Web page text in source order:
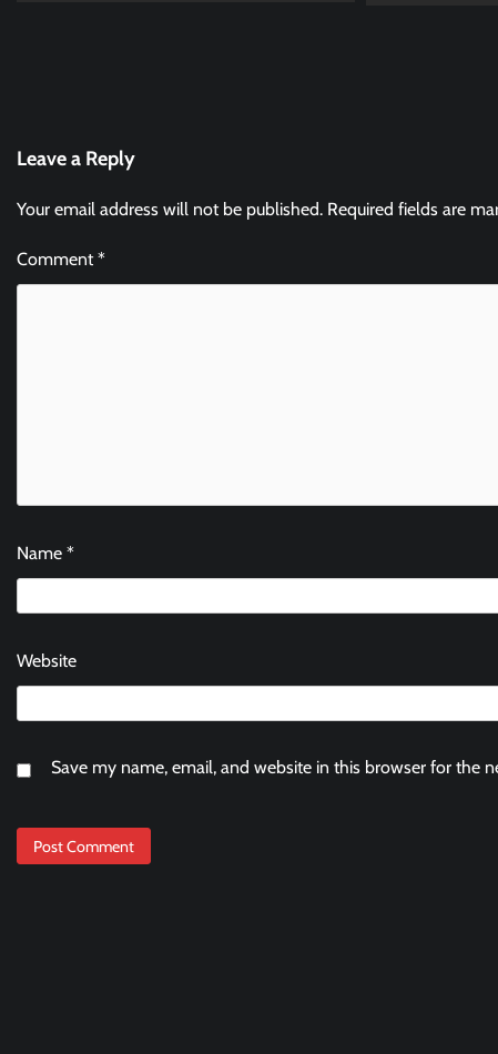
Leave a Reply
Your email address will not be published. Required fields are
Comment*
Name *
Website
Save my name, email, and website in this browser for the